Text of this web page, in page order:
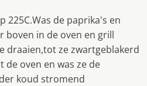
225C.Was de paprika's en
boven in de oven en grill
draaien,tot ze zwartgeblakerd
de oven en was ze de
koud stromend